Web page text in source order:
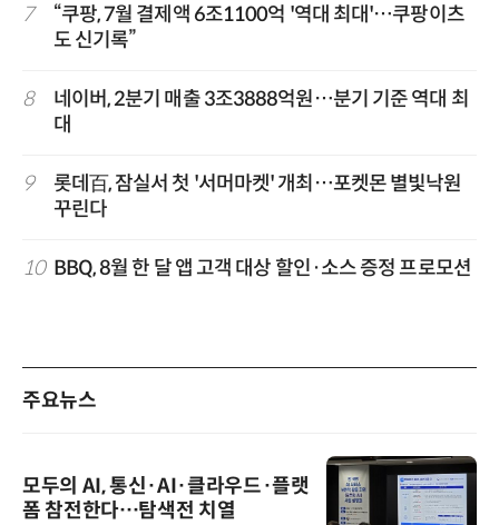
7
“쿠팡, 7월 결제액 6조1100억 '역대 최대'…쿠팡이츠
도 신기록”
8
네이버, 2분기 매출 3조3888억원…분기 기준 역대 최
대
9
롯데百, 잠실서 첫 '서머마켓' 개최…포켓몬 별빛낙원
꾸린다
10 BBQ, 8월 한 달 앱 고객 대상 할인·소스 증정 프로모션
주요뉴스
모두의 AI, 통신·AI·클라우드·플랫
폼 참전한다…탐색전 치열